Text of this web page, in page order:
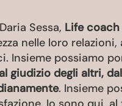
Sessa, Life
nelle loro
Insieme possiamo
giudizio degli altri,
. Insieme